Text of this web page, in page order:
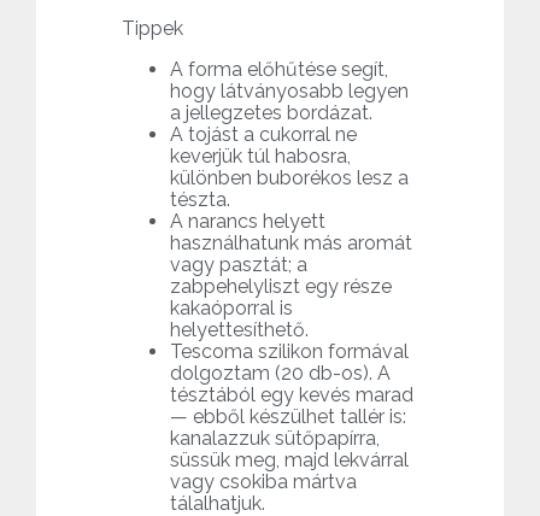
Tippek
A forma előhűtése segít,
hogy látványosabb legyen
a jellegzetes bordázat.
A tojást a cukorral ne
keverjük túl habosra,
különben buborékos lesz a
tészta.
A narancs helyett
használhatunk más aromát
vagy pasztát; a
zabpehelyliszt egy része
kakaóporral is
helyettesíthető.
Tescoma szilikon formával
dolgoztam (20 db-os). A
tésztából egy kevés marad
— ebből készülhet tallér is:
kanalazzuk sütőpapírra,
süssük meg, majd lekvárral
vagy csokiba mártva
tálalhatjuk.